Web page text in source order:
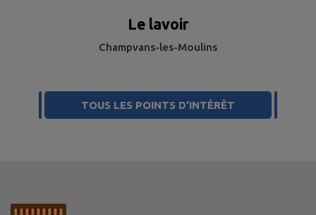
Le lavoir
Champvans-les-Moulins
TOUS LES POINTS D’INTÉRÊT